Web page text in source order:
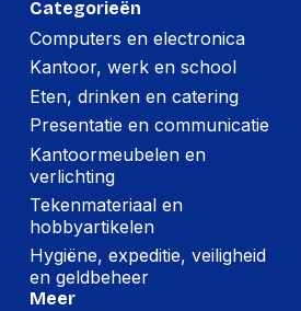
Categorieën
Computers en electronica
Kantoor, werk en school
Eten, drinken en catering
Presentatie en communicatie
Kantoormeubelen en
verlichting
Tekenmateriaal en
hobbyartikelen
Hygiëne, expeditie, veiligheid
en geldbeheer
Meer